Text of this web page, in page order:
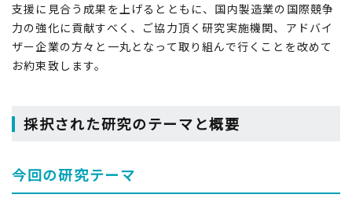
支援に見合う成果を上げるとともに、国内製造業の国際競争
力の強化に貢献すべく、ご協力頂く研究実施機関、アドバイ
ザー企業の方々と一丸となって取り組んで行くことを改めて
お約束致します。
採択された研究のテーマと概要
今回の研究テーマ